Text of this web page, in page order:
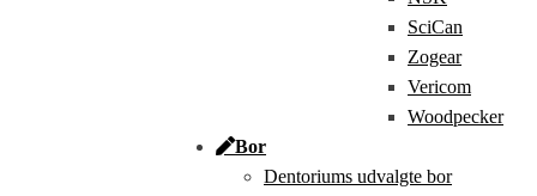
SciCan
Zogear
Vericom
Woodpecker
Bor
Dentoriums udvalgte bor